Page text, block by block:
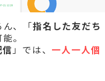
ん、「指名した友だち
。
」では、 一人一人個